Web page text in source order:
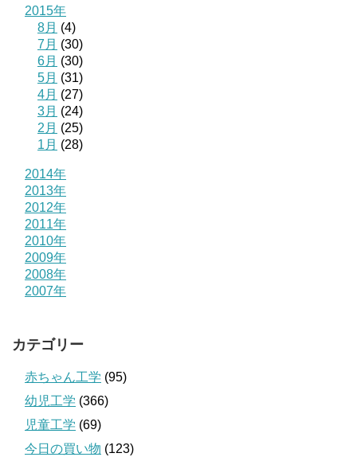
2015年
8月 (4)
7月 (30)
6月 (30)
5月 (31)
4月 (27)
3月 (24)
2月 (25)
1月 (28)
2014年
2013年
2012年
2011年
2010年
2009年
2008年
2007年
カテゴリー
赤ちゃん工学 (95)
幼児工学 (366)
児童工学 (69)
今日の買い物 (123)